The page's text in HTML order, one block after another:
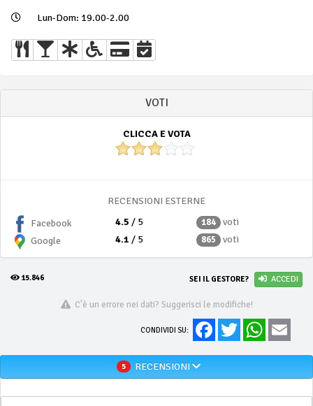
Lun-Dom: 19.00-2.00
VOTI
CLICCA E VOTA
RECENSIONI ESTERNE
Facebook
4.5 / 5 184
voti
Google
4.1 / 5 865 voti
15.846 SEI IL GESTORE? ACCEDI
C'è un errore nei dati? Suggerisci le modifiche!
CONDIVIDI SU:
FacebookTwitter WhatsApp
5 RECENSIONI